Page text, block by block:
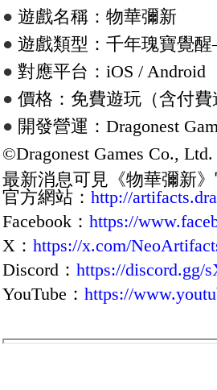
● 遊戲名稱：物華彌新
● 遊戲類型：千年瑰寶覺
● 對應平台： iOS / Android
● 價格：免費遊玩（含付費
● 開發營運： Dragonest
©Dragonest Games Co.,
最新消息可見《物華彌新
官方網站： http://
Facebook ： https://
X ： https://x.com/
Discord ： https://discord.gg/
YouTube ： https://